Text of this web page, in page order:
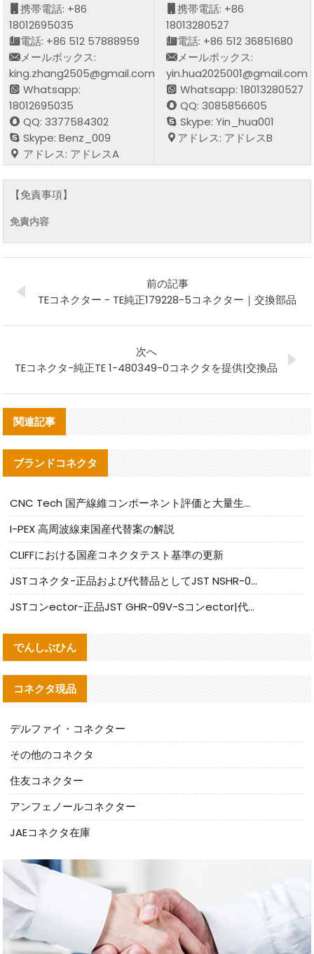
携帯電話: +86
18012695035
電話: +86 512 57888959
メールボックス:
king.zhang2505@gmail.com
Whatsapp:
18012695035
QQ: 3377584302
Skype: Benz_009
アドレス: アドレスA
携帯電話: +86
18013280527
電話: +86 512 36851680
メールボックス:
yin.hua2025001@gmail.com
Whatsapp: 18013280527
QQ: 3085856605
Skype: Yin_hua001
アドレス: アドレスB
【免責事項】
免責内容
前の記事
TEコネクター - TE純正179228-5コネクター｜交換部品
次へ
TEコネクタ-純正TE 1-480349-0コネクタを提供|交換品
関連記事
ブランドコネクタ
CNC Tech 国产線維コンポーネント評価と大量生産適合ガイド
I-PEX 高周波線束国産代替案の解説
CLIFFにおける国産コネクタテスト基準の更新
JSTコネクタ-正品および代替品としてJST NSHR-02V-Sコネクタを提供します
JSTコンector-正品JST GHR-09V-Sコンector|代替品提供
でんしぶひん
コネクタ現品
デルファイ・コネクター
その他のコネクタ
住友コネクター
アンフェノールコネクター
JAEコネクタ在庫